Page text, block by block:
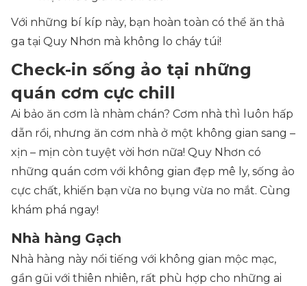
Với những bí kíp này, bạn hoàn toàn có thể ăn thả
ga tại Quy Nhơn mà không lo cháy túi!
Check-in sống ảo tại những
quán cơm cực chill
Ai bảo ăn cơm là nhàm chán? Cơm nhà thì luôn hấp
dẫn rồi, nhưng ăn cơm nhà ở một không gian sang –
xịn – mịn còn tuyệt vời hơn nữa! Quy Nhơn có
những quán cơm với không gian đẹp mê ly, sống ảo
cực chất, khiến bạn vừa no bụng vừa no mắt. Cùng
khám phá ngay!
Nhà hàng Gạch
Nhà hàng này nổi tiếng với không gian mộc mạc,
gần gũi với thiên nhiên, rất phù hợp cho những ai